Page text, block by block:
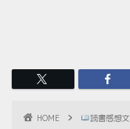
HOME 読書感想文